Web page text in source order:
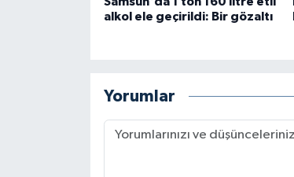
alkol ele geçirildi: Bir gözaltı
Yorumlar